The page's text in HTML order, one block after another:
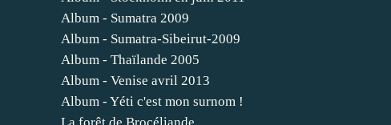
Album - Sumatra 2009
Album - Sumatra-Sibeirut-2009
Album - Thaïlande 2005
Album - Venise avril 2013
Album - Yéti c'est mon surnom !